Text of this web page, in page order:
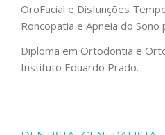
OroFacial e Disfunções
Roncopatia e Apneia do Sono
Diploma em Ortodontia e
Instituto Eduardo Prado.